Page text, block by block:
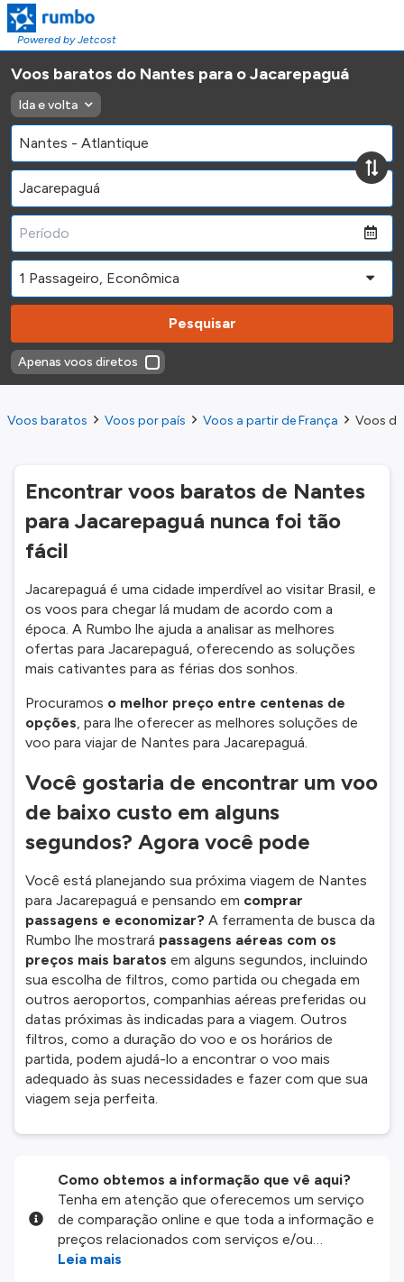
Powered by Jetcost
Voos baratos do Nantes para o Jacarepaguá
Ida e volta
Pesquisar
Apenas voos diretos
Voos baratos Voos por país Voos a partir de França Voos
Encontrar voos baratos de Nantes
para Jacarepaguá nunca foi tão
fácil
Jacarepaguá é uma cidade imperdível ao visitar Brasil, e
os voos para chegar lá mudam de acordo com a
época. A Rumbo lhe ajuda a analisar as melhores
ofertas para Jacarepaguá, oferecendo as soluções
mais cativantes para as férias dos sonhos.
Procuramos o melhor preço entre centenas de
opções, para lhe oferecer as melhores soluções de
voo para viajar de Nantes para Jacarepaguá.
Você gostaria de encontrar um voo
de baixo custo em alguns
segundos? Agora você pode
Você está planejando sua próxima viagem de Nantes
para Jacarepaguá e pensando em comprar
passagens e economizar? A ferramenta de busca da
Rumbo lhe mostrará passagens aéreas com os
preços mais baratos em alguns segundos, incluindo
sua escolha de filtros, como partida ou chegada em
outros aeroportos, companhias aéreas preferidas ou
datas próximas às indicadas para a viagem. Outros
filtros, como a duração do voo e os horários de
partida, podem ajudá-lo a encontrar o voo mais
adequado às suas necessidades e fazer com que sua
viagem seja perfeita.
Como obtemos a informação que vê aqui?
Tenha em atenção que oferecemos um serviço
de comparação online e que toda a informação e
preços relacionados com serviços e/ou
produtos disponíveis no nosso website são
Leia mais